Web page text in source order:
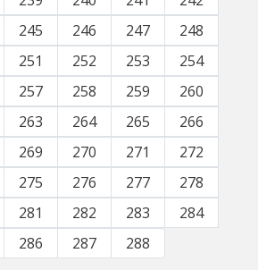
245 246 247
248
251 252 253
254
257 258 259
260
263 264 265
266
269 270 271
272
275 276 277
278
281 282 283
284
286 287 288